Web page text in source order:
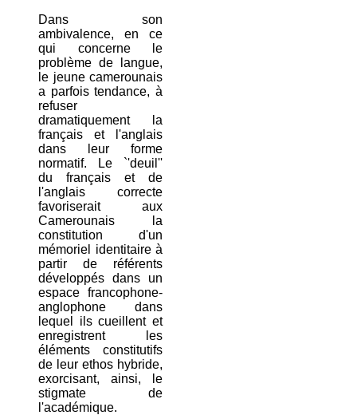
Dans son
ambivalence, en ce
qui concerne le
problème de langue,
le jeune camerounais
a parfois tendance, à
refuser
dramatiquement la
français et l'anglais
dans leur forme
normatif. Le `'deuil''
du français et de
l'anglais correcte
favoriserait aux
Camerounais la
constitution d'un
mémoriel identitaire à
partir de référents
développés dans un
espace francophone-
anglophone dans
lequel ils cueillent et
enregistrent les
éléments constitutifs
de leur ethos hybride,
exorcisant, ainsi, le
stigmate de
l'académique.